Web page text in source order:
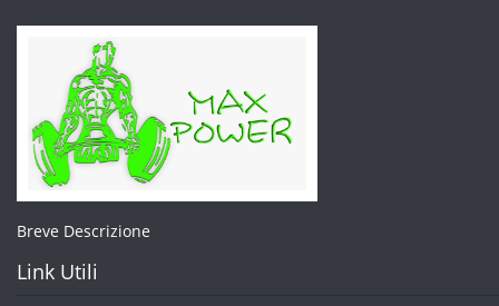
Breve Descrizione
Link Utili